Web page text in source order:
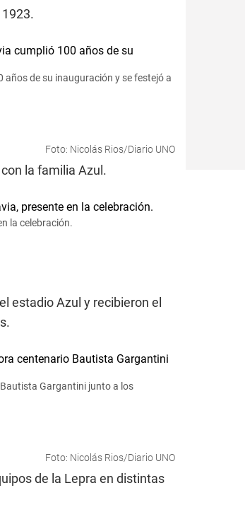
de su inauguración y se festejó a
Foto: Nicolás Rios/Diario UNO
la familia Azul.
la celebración.
estadio Azul y recibieron el
Gargantini junto a los
Foto: Nicolás Rios/Diario UNO
de la Lepra en distintas